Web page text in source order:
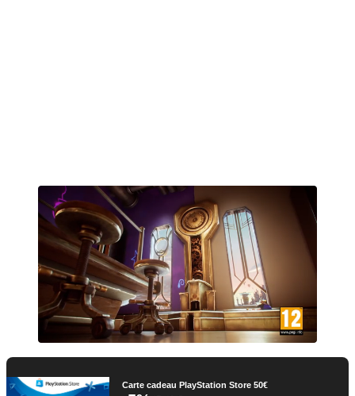
Carte cadeau PlayStation Store 50€